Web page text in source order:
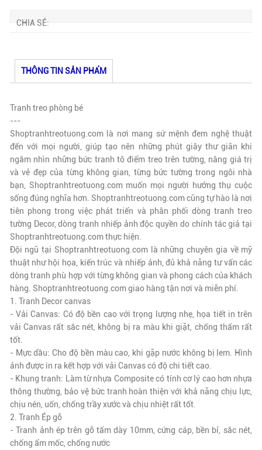
CHIA SẺ:
THÔNG TIN SẢN PHẨM
Tranh treo phòng bé
---
Shoptranhtreotuong.com là nơi mang sứ mệnh đem nghệ thuật
đến với mọi người, giúp tạo nên những phút giây thư giãn khi
ngắm nhìn những bức tranh tô điểm treo trên tường, nâng giá trị
và vẻ đẹp của từng không gian, từng bức tường trong ngôi nhà
bạn, Shoptranhtreotuong.com muốn mọi người hưởng thụ cuộc
sống đúng nghĩa hơn. Shoptranhtreotuong.com cũng tự hào là nơi
tiên phong trong việc phát triển và phân phối dòng tranh treo
tường Decor, dòng tranh nhiếp ảnh độc quyền do chính tác giả tại
Shoptranhtreotuong.com thực hiện.
Đội ngũ tại Shoptranhtreotuong.com là những chuyên gia về mỹ
thuật như hội họa, kiến trúc và nhiếp ảnh, đủ khả năng tư vấn các
dòng tranh phù hợp với từng không gian và phong cách của khách
hàng. Shoptranhtreotuong.com giao hàng tận nơi và miễn phí.
1. Tranh Decor canvas
- Vải Canvas: Có độ bền cao với trọng lượng nhẹ, họa tiết in trên
vải Canvas rất sắc nét, không bị ra màu khi giặt, chống thấm rất
tốt.
- Mực dầu: Cho độ bền màu cao, khi gặp nước không bị lem. Hình
ảnh được in ra kết hợp với vải Canvas có độ chi tiết cao.
- Khung tranh: Làm từ nhựa Composite có tính cơ lý cao hơn nhựa
thông thường, bảo vệ bức tranh hoàn thiện với khả năng chịu lực,
chịu nén, uốn, chống trầy xước và chịu nhiệt rất tốt.
2. Tranh Ép gỗ
- Tranh ảnh ép trên gỗ tấm dày 10mm, cứng cáp, bền bỉ, sắc nét,
chống ẩm mốc, chống nước